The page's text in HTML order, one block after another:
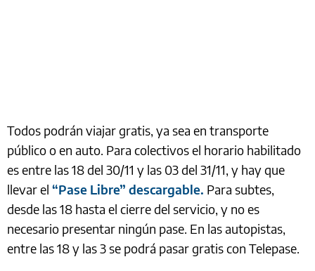
Todos podrán viajar gratis, ya sea en transporte
público o en auto. Para colectivos el horario habilitado
es entre las 18 del 30/11 y las 03 del 31/11, y hay que
llevar el “Pase Libre” descargable. Para subtes,
desde las 18 hasta el cierre del servicio, y no es
necesario presentar ningún pase. En las autopistas,
entre las 18 y las 3 se podrá pasar gratis con Telepase.